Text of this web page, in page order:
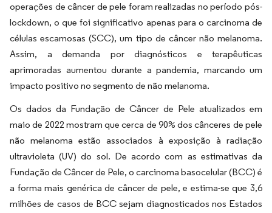
operações de câncer de pele foram realizadas no período pós-
lockdown, o que foi significativo apenas para o carcinoma de
células escamosas (SCC), um tipo de câncer não melanoma.
Assim, a demanda por diagnósticos e terapêuticas
aprimoradas aumentou durante a pandemia, marcando um
impacto positivo no segmento de não melanoma.
Os dados da Fundação de Câncer de Pele atualizados em
maio de 2022 mostram que cerca de 90% dos cânceres de pele
não melanoma estão associados à exposição à radiação
ultravioleta (UV) do sol. De acordo com as estimativas da
Fundação de Câncer de Pele, o carcinoma basocelular (BCC) é
a forma mais genérica de câncer de pele, e estima-se que 3,6
milhões de casos de BCC sejam diagnosticados nos Estados